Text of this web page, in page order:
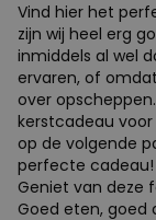
Vind hier het
zijn wij heel erg
inmiddels al wel
ervaren, of
over
kerstcadeau
op de volgende
perfecte cadeau!
Geniet van deze
Goed eten, goed